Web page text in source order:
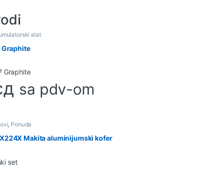
alat
Graphite
sa pdv-om
, Ponuda
Makita aluminijumski kofer